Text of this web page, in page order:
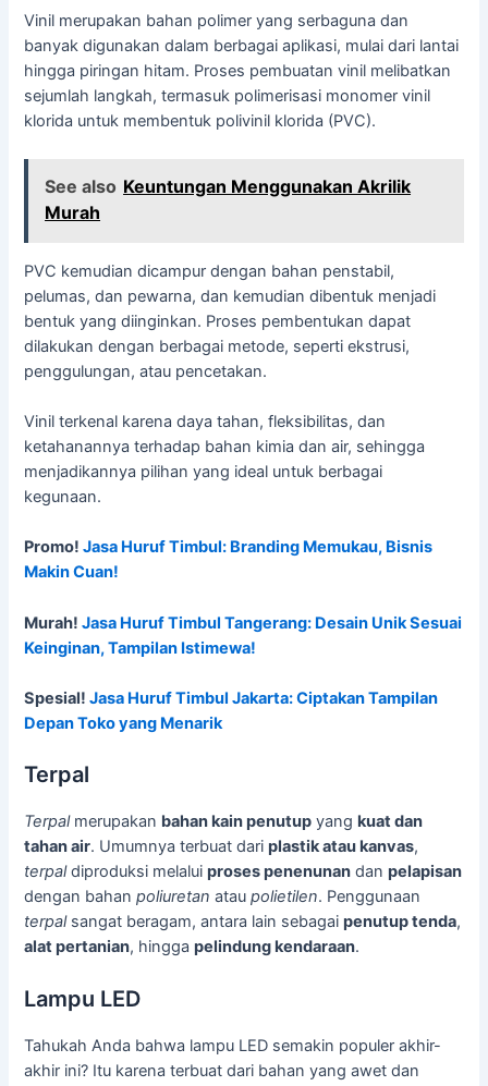
Vinil merupakan bahan polimer yang serbaguna dan
banyak digunakan dalam berbagai aplikasi, mulai dari lantai
hingga piringan hitam. Proses pembuatan vinil melibatkan
sejumlah langkah, termasuk polimerisasi monomer vinil
klorida untuk membentuk polivinil klorida (PVC).
See also Keuntungan Menggunakan Akrilik
Murah
PVC kemudian dicampur dengan bahan penstabil,
pelumas, dan pewarna, dan kemudian dibentuk menjadi
bentuk yang diinginkan. Proses pembentukan dapat
dilakukan dengan berbagai metode, seperti ekstrusi,
penggulungan, atau pencetakan.
Vinil terkenal karena daya tahan, fleksibilitas, dan
ketahanannya terhadap bahan kimia dan air, sehingga
menjadikannya pilihan yang ideal untuk berbagai
kegunaan.
Promo!Jasa Huruf Timbul: Branding Memukau, Bisnis
Makin Cuan!
Murah!Jasa Huruf Timbul Tangerang: Desain Unik Sesuai
Keinginan, Tampilan Istimewa!
Spesial!Jasa Huruf Timbul Jakarta: Ciptakan Tampilan
Depan Toko yang Menarik
Terpal
Terpalmerupakan bahan kain penutup yang kuat dan
tahan air. Umumnya terbuat dariplastik atau kanvas,
terpaldiproduksi melaluiproses penenunan danpelapisan
dengan bahanpoliuretan ataupolietilen. Penggunaan
terpalsangat beragam, antara lain sebagaipenutup tenda,
alat pertanian, hinggapelindung kendaraan.
Lampu LED
Tahukah Anda bahwa lampu LED semakin populer akhir-
akhir ini? Itu karena terbuat dari bahan yang awet dan